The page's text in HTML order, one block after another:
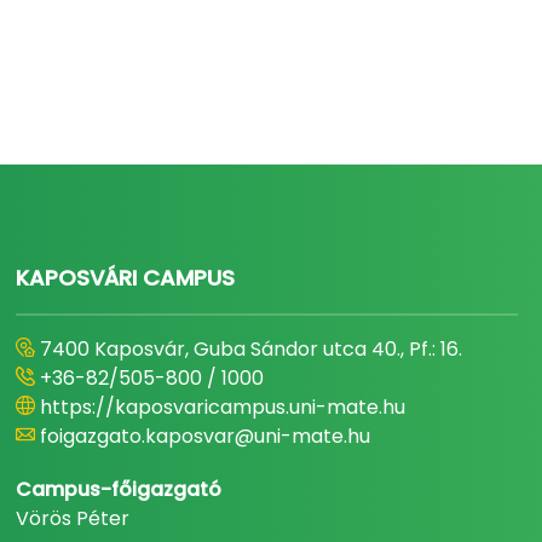
KAPOSVÁRI CAMPUS
7400 Kaposvár, Guba Sándor utca 40., Pf.: 16.
+36-82/505-800 / 1000
https://kaposvaricampus.uni-mate.hu
foigazgato.kaposvar@uni-mate.hu
Campus-főigazgató
Vörös Péter